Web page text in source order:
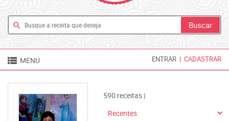
search
 MENU ENTRAR | CADASTRAR
590 receitas |